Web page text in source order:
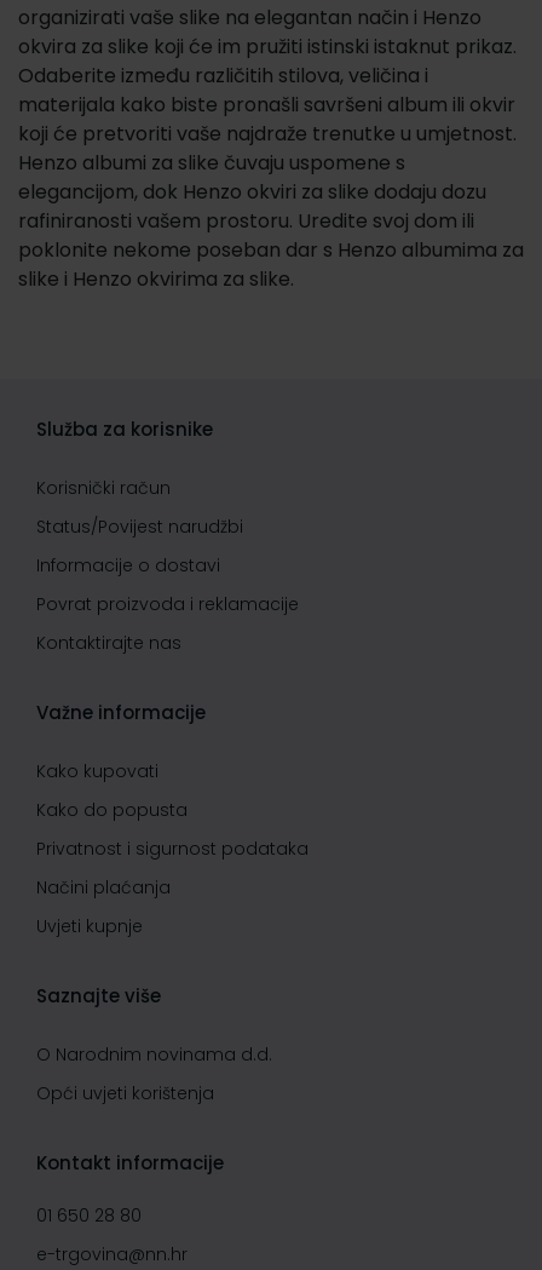
organizirati vaše slike na elegantan način i Henzo
okvira za slike koji će im pružiti istinski istaknut prikaz.
Odaberite između različitih stilova, veličina i
materijala kako biste pronašli savršeni album ili okvir
koji će pretvoriti vaše najdraže trenutke u umjetnost.
Henzo albumi za slike čuvaju uspomene s
elegancijom, dok Henzo okviri za slike dodaju dozu
rafiniranosti vašem prostoru. Uredite svoj dom ili
poklonite nekome poseban dar s Henzo albumima za
slike i Henzo okvirima za slike.
Služba za korisnike
Korisnički račun
Status/Povijest narudžbi
Informacije o dostavi
Povrat proizvoda i reklamacije
Kontaktirajte nas
Važne informacije
Kako kupovati
Kako do popusta
Privatnost i sigurnost podataka
Načini plaćanja
Uvjeti kupnje
Saznajte više
O Narodnim novinama d.d.
Opći uvjeti korištenja
Kontakt informacije
01 650 28 80
e-trgovina@nn.hr